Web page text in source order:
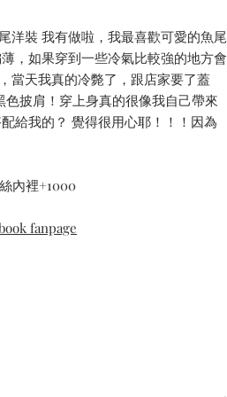
洋裝 我有做啦，我最喜歡可愛的魚尾
，如果穿到一些冷氣比較強的地方會
當天我真的冷斃了，跟店家要了蓋
披肩！穿上身真的很像我自己帶來
給我的？ 覺得很用心耶！！！因為
內裡+1000
fanpage